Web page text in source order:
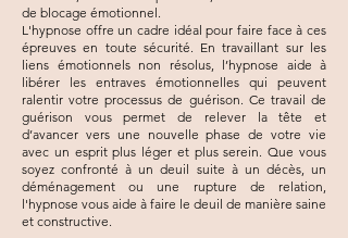
de blocage émotionnel.
L'hypnose offre un cadre idéal pour faire face à ces
épreuves en toute sécurité. En travaillant sur les
liens émotionnels non résolus, l’hypnose aide à
libérer les entraves émotionnelles qui peuvent
ralentir votre processus de guérison. Ce travail de
guérison vous permet de relever la tête et
d’avancer vers une nouvelle phase de votre vie
avec un esprit plus léger et plus serein. Que vous
soyez confronté à un deuil suite à un décès, un
déménagement ou une rupture de relation,
l'hypnose vous aide à faire le deuil de manière saine
et constructive.